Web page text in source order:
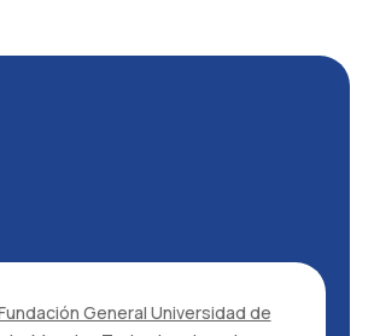
General Universidad de